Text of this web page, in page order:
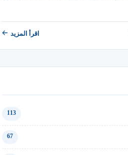
اقرأ المزيد
113
67